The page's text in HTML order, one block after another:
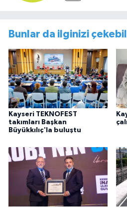
Bunlar da ilginizi
Kayseri TEKNOFEST
takımları Başkan
Büyükkılıç'la buluştu